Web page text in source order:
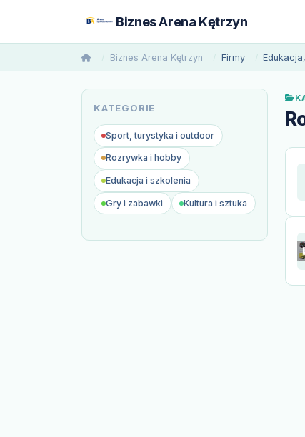
Biznes Arena Kętrzyn
Biznes Arena Kętrzyn Firmy
KATEGORIE
Sport, turystyka i outdoor
Rozrywka i hobby
Edukacja i szkolenia
Gry i zabawki Kultura i sztuka